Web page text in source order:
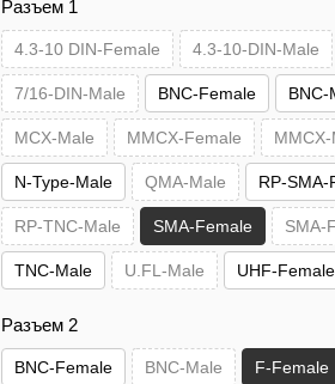
Разъем 1
4.3-10 DIN-Female 4.3-10-DIN-Male
7/16-DIN-Male BNC-Female BNC-
MCX-Male MMCX-Female MMCX-
N-Type-Male QMA-Male RP-SMA-
RP-TNC-Male SMA-Female SMA-
TNC-Male U.FL-Male UHF-
Разъем 2
BNC-Female BNC-Male F-Female